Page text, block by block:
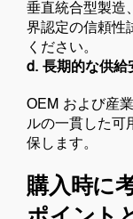
垂直統合型製造
界認定の信頼性
ください。
d. 長期的な供給
OEM および産
ルの一貫した可
保します。
購入時に